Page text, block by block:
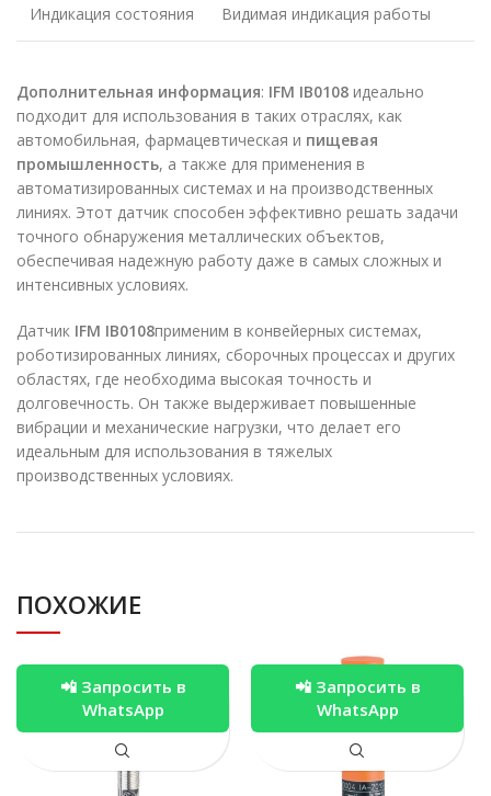
Индикация состояния Видимая индикация работы
Дополнительная информация: IFM IB0108 идеально
подходит для использования в таких отраслях, как
автомобильная, фармацевтическая и пищевая
промышленность, а также для применения в
автоматизированных системах и на производственных
линиях. Этот датчик способен эффективно решать задачи
точного обнаружения металлических объектов,
обеспечивая надежную работу даже в самых сложных и
интенсивных условиях.
Датчик IFM IB0108применим в конвейерных системах,
роботизированных линиях, сборочных процессах и других
областях, где необходима высокая точность и
долговечность. Он также выдерживает повышенные
вибрации и механические нагрузки, что делает его
идеальным для использования в тяжелых
производственных условиях.
ПОХОЖИЕ
📲 Запросить в
WhatsApp
📲 Запросить в
WhatsApp